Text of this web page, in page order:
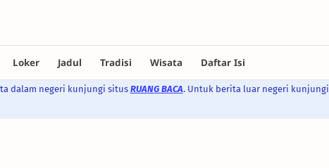
dalam negeri kunjungi situs RUANG BACA. Untuk berita luar negeri kunjungi